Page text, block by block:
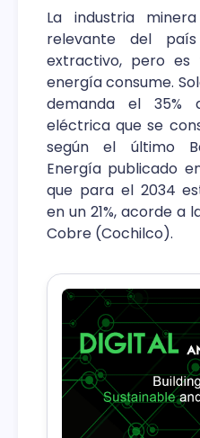
La industria
relevante del
extractivo, pero es
energía consume.
demanda el
eléctrica que se
según el último
Energía publicado
que para el 2034
en un 21%, acorde a
Cobre (Cochilco).